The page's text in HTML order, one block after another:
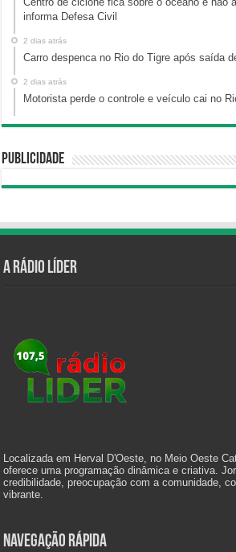
informa Defesa Civil
2 dias atrás
Carro despenca no Rio do Tigre após saída
2 dias atrás
Motorista perde o controle e veículo cai no
Publicidade
A Rádio Líder
Localizada em Herval D'Oeste, no Meio Oeste
oferece uma programação dinâmica e criativa.
credibilidade, preocupação com a comunidade,
vibrante.
Navegação Rápida